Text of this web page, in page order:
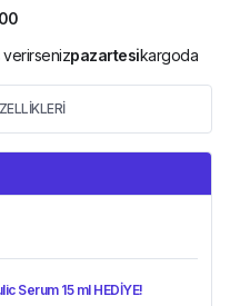
verirsenizpazartesikargoda
Serum 15 ml HEDİYE!